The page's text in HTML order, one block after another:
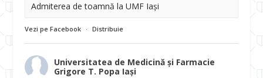
Admiterea de toamnă la UMF Iași
Vezi pe Facebook · Distribuie
Universitatea de Medicină și Farmacie
Grigore T. Popa Iași